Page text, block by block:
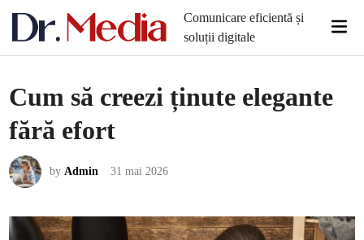
Comunicare eficientă și
soluții digitale
Cum să creezi ținute elegante
fără efort
byAdmin 31 mai 2026